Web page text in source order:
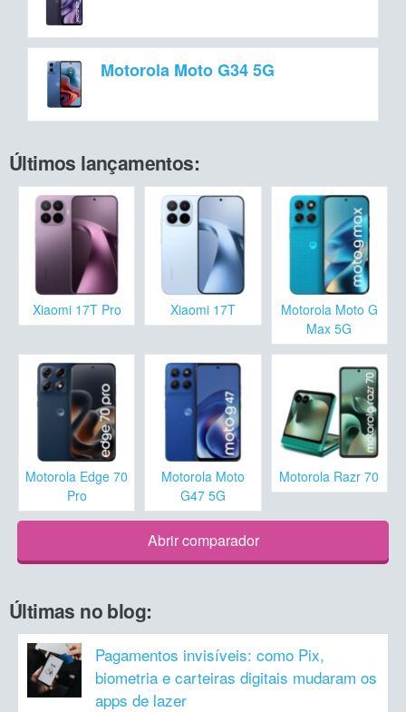
Motorola Moto G34 5G
Últimos lançamentos:
Xiaomi 17T Pro Xiaomi 17T
Motorola Moto G
Max 5G
Motorola Edge 70
Pro
Motorola Moto
G47 5G
Motorola Razr 70
Abrir comparador
Últimas no blog:
Pagamentos invisíveis: como Pix,
biometria e carteiras digitais mudaram os
apps de lazer